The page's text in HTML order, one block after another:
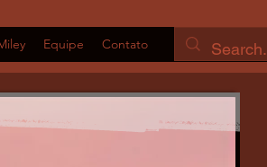
Equipe Contato